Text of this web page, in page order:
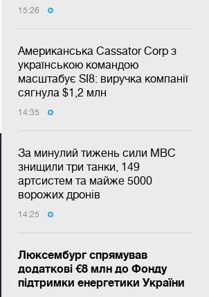
15:26
Американська Cassator Corp з
українською командою
масштабує SI8: виручка компанії
сягнула $1,2 млн
14:35
За минулий тижень сили МВС
знищили три танки, 149
артсистем та майже 5000
ворожих дронів
14:25
Люксембург спрямував
додаткові €8 млн до Фонду
підтримки енергетики України